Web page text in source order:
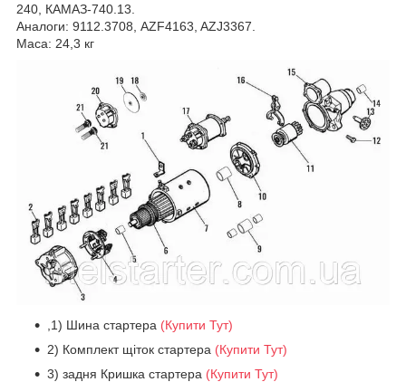
240, КАМАЗ-740.13.
Аналоги: 9112.3708, AZF4163, AZJ3367.
Маса: 24,3 кг
,1) Шина стартера (Купити Тут)
2) Комплект щіток стартера (Купити Тут)
3) задня Кришка стартера (Купити Тут)